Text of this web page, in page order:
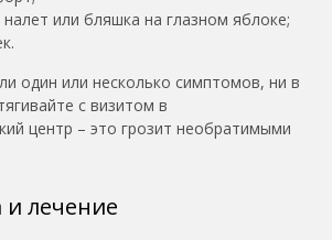
или бляшка на глазном яблоке;
один или несколько симптомов, ни в
с визитом в
центр – это грозит необратимыми
и лечение